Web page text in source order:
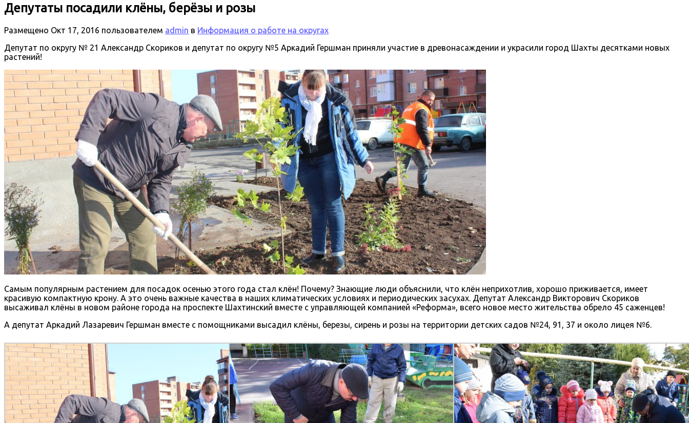
Депутаты посадили клёны, берёзы и розы
Размещено Окт 17, 2016 пользователем admin в Информация о работе на округах
Депутат по округу № 21 Александр Скориков и депутат по округу №5 Аркадий Гершман приняли участие в древонасаждении и украсили город Шахты десятками новых
растений!
Самым популярным растением для посадок осенью этого года стал клён! Почему? Знающие люди объяснили, что клён неприхотлив, хорошо приживается, имеет
красивую компактную крону. А это очень важные качества в наших климатических условиях и периодических засухах. Депутат Александр Викторович Скориков
высаживал клёны в новом районе города на проспекте Шахтинский вместе с управляющей компанией «Реформа», всего новое место жительства обрело 45 саженцев!
А депутат Аркадий Лазаревич Гершман вместе с помощниками высадил клёны, березы, сирень и розы на территории детских садов №24, 91, 37 и около лицея №6.